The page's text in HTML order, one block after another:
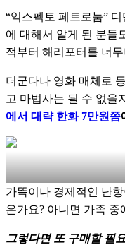
“익스펙토 페트로눔”
에 대해서 알게 된 분들
적부터 해리포터를 너
더군다나 영화 매체로
고 마법사는 될 수 없을
에서 대략 한화 7만원쯤
가뜩이나 경제적인 난
은가요? 아니면 가족
그렇다면 또 구매할 필